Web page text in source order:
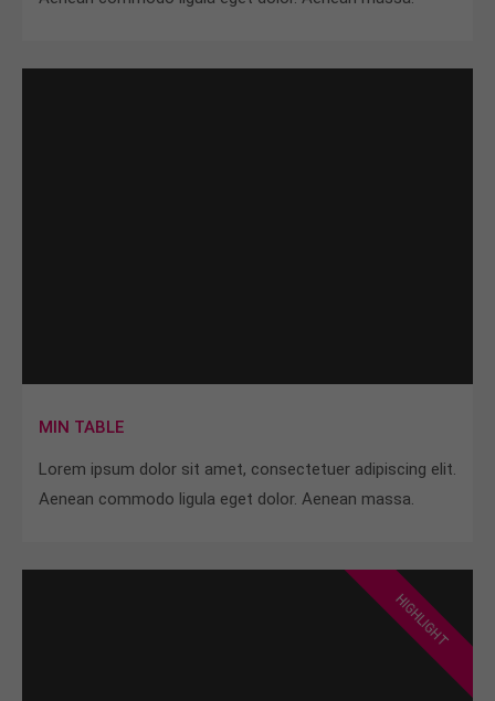
MIN TABLE
Lorem ipsum dolor sit amet, consectetuer adipiscing elit.
Aenean commodo ligula eget dolor. Aenean massa.
HIGHLIGHT